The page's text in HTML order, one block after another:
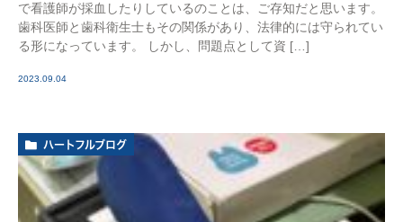
で看護師が採血したりしているのことは、ご存知だと思います。
歯科医師と歯科衛生士もその関係があり、法律的には守られてい
る形になっています。 しかし、問題点として資 […]
2023.09.04
ハートフルブログ